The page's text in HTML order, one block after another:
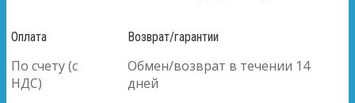
Оплата
По счету (с
НДС)
Возврат/гарантии
Обмен/возврат в течении 14
дней